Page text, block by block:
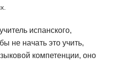
испанского,
не начать это учить,
компетенции, оно